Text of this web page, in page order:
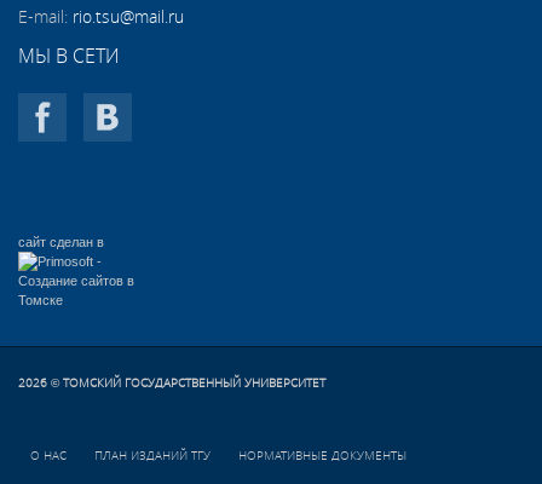
E-mail: rio.tsu@mail.ru
МЫ В СЕТИ
сайт сделан в
2026 © ТОМСКИЙ ГОСУДАРСТВЕННЫЙ УНИВЕРСИТЕТ
О НАС ПЛАН ИЗДАНИЙ ТГУ НОРМАТИВНЫЕ ДОКУМЕНТЫ